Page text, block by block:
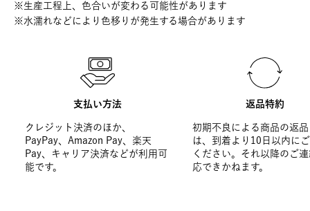
※生産工程上、色合いが変わる可能性があります
※水濡れなどにより色移りが発生する場合があります
支払い方法
クレジット決済のほか、
PayPay、Amazon Pay、楽天
Pay、キャリア決済などが利用可
能です。
返品特約
初期不良による商品の返
は、到着より10日以内に
ください。それ以降のご
応できかねます。